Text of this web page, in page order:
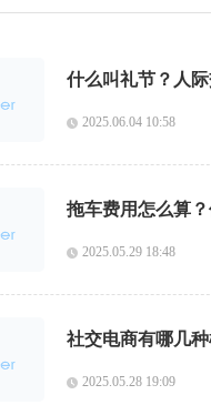
什么叫礼节？人
2025.06.04 10:58
拖车费用怎么算
2025.05.29 18:48
社交电商有哪几
2025.05.28 19:09